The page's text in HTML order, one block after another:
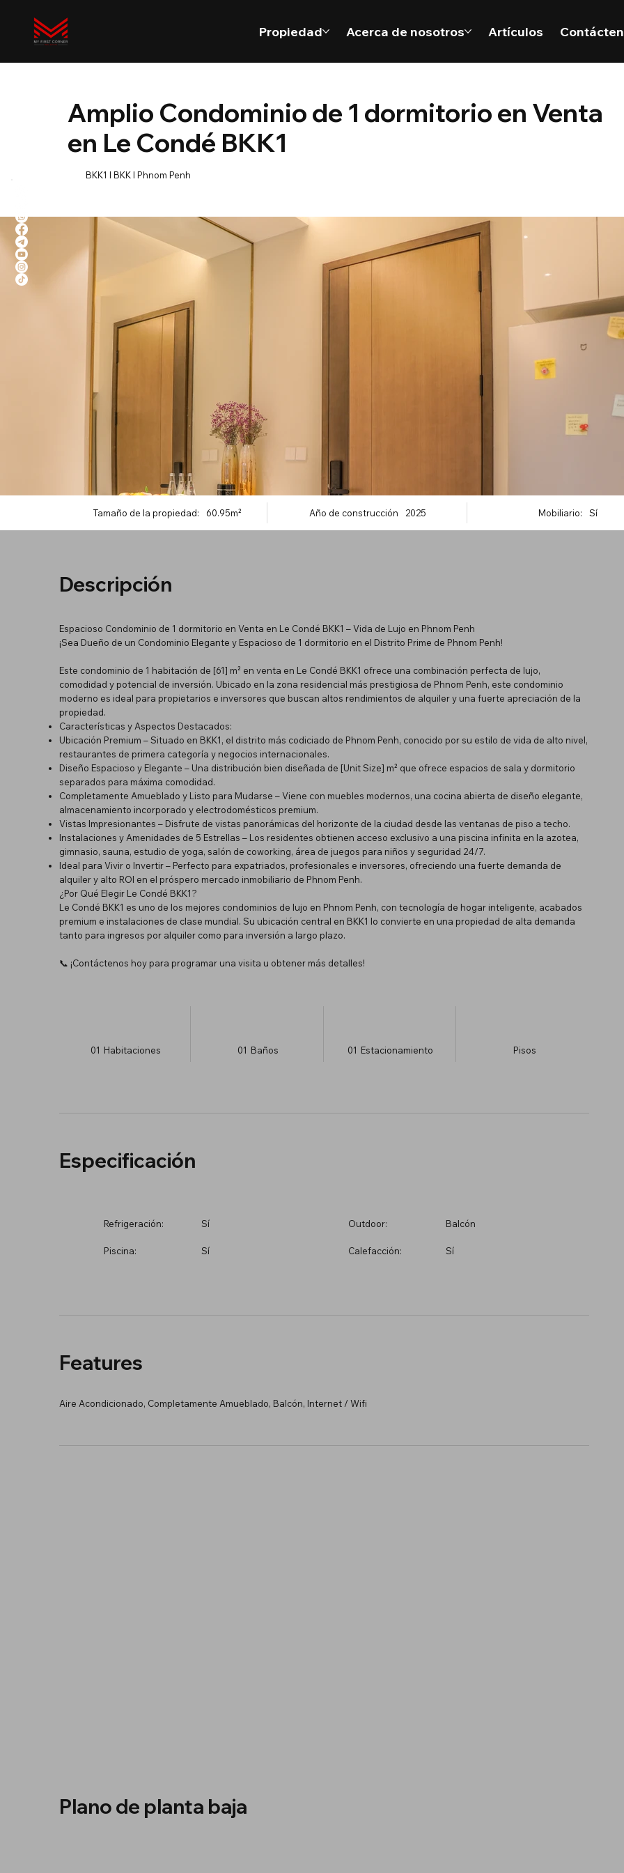
Propiedad Acerca de nosotros Artículos
Amplio Condominio de 1 dormitorio en Venta
en Le Condé BKK1
BKK1 l BKK l Phnom Penh
Tamaño de la propiedad: 60.95m² Año de construcción 2025 Mobiliario: Sí
Descripción
Espacioso Condominio de 1 dormitorio en Venta en Le Condé BKK1 – Vida de Lujo en Phnom Penh
¡Sea Dueño de un Condominio Elegante y Espacioso de 1 dormitorio en el Distrito Prime de Phnom Penh!
Este condominio de 1 habitación de [61] m² en venta en Le Condé BKK1 ofrece una combinación perfecta de lujo,
comodidad y potencial de inversión. Ubicado en la zona residencial más prestigiosa de Phnom Penh, este condominio
moderno es ideal para propietarios e inversores que buscan altos rendimientos de alquiler y una fuerte apreciación de la
propiedad.
Características y Aspectos Destacados:
Ubicación Premium – Situado en BKK1, el distrito más codiciado de Phnom Penh, conocido por su estilo de vida de alto nivel,
restaurantes de primera categoría y negocios internacionales.
Diseño Espacioso y Elegante – Una distribución bien diseñada de [Unit Size] m² que ofrece espacios de sala y dormitorio
separados para máxima comodidad.
Completamente Amueblado y Listo para Mudarse – Viene con muebles modernos, una cocina abierta de diseño elegante,
almacenamiento incorporado y electrodomésticos premium.
Vistas Impresionantes – Disfrute de vistas panorámicas del horizonte de la ciudad desde las ventanas de piso a techo.
Instalaciones y Amenidades de 5 Estrellas – Los residentes obtienen acceso exclusivo a una piscina infinita en la azotea,
gimnasio, sauna, estudio de yoga, salón de coworking, área de juegos para niños y seguridad 24/7.
Ideal para Vivir o Invertir – Perfecto para expatriados, profesionales e inversores, ofreciendo una fuerte demanda de
alquiler y alto ROI en el próspero mercado inmobiliario de Phnom Penh.
¿Por Qué Elegir Le Condé BKK1?
Le Condé BKK1 es uno de los mejores condominios de lujo en Phnom Penh, con tecnología de hogar inteligente, acabados
premium e instalaciones de clase mundial. Su ubicación central en BKK1 lo convierte en una propiedad de alta demanda
tanto para ingresos por alquiler como para inversión a largo plazo.
📞 ¡Contáctenos hoy para programar una visita u obtener más detalles!
01 Habitaciones 01 Baños 01 Estacionamiento ​Pisos
Especificación
Refrigeración: Sí
Piscina: Sí
Outdoor: Balcón
Calefacción: Sí
Features
Aire Acondicionado, Completamente Amueblado, Balcón, Internet / Wifi
Plano de planta baja